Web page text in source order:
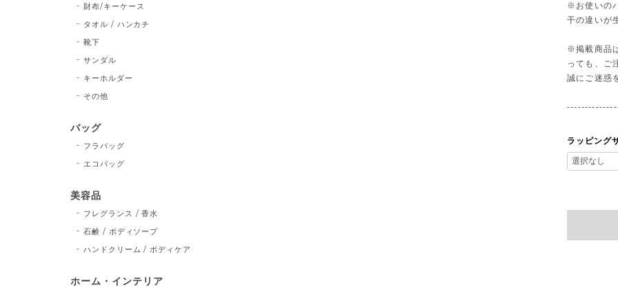
※お使いの
干の違いが
※掲載商品
っても、ご
誠にご迷惑
ラッピング
財布/キーケース
タオル / ハンカチ
靴下
サンダル
キーホルダー
その他
バッグ
フラバッグ
エコバッグ
美容品
フレグランス / 香水
石鹸 / ボディソープ
ハンドクリーム / ボディケア
ホーム・インテリア